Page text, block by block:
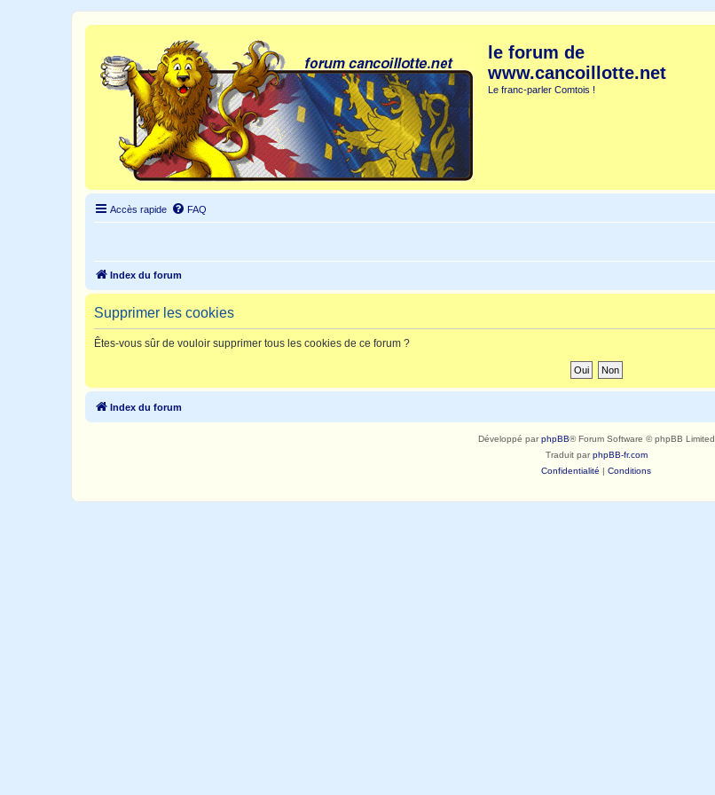
le forum de
www.cancoillotte.net
Le franc-parler Comtois !
Accès rapide FAQ
Index du forum
Supprimer les cookies
Êtes-vous sûr de vouloir supprimer tous les cookies de ce forum ?
Index du forum
Développé parphpBB® Forum Software © phpBB Limited
Traduit parphpBB-fr.com
Confidentialité | Conditions